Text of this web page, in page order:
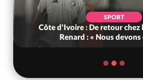
SPORT
Côte d'Ivoire : De retour chez
Renard : « Nous devons